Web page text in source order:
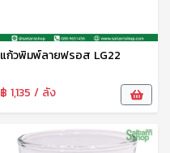
แก้วพิมพ์ลายฟรอส LG22
฿ 1,135 / ลัง